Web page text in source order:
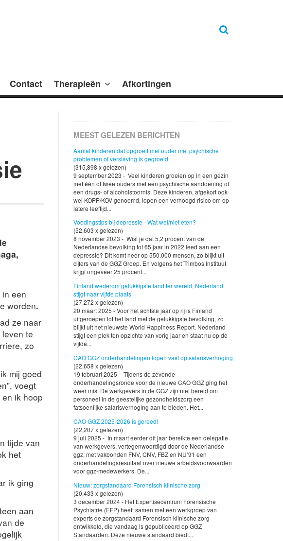
Contact Therapieën Afkortingen
een
worden.
ze naar
te
zo
mij goed
voegt
ik hoop
tijde van
het
ik ging
aan
de
MEEST GELEZEN BERICHTEN
Aantal kinderen dat opgroeit met ouder met psychische
problemen of verslaving is gegroeid
(315,898 x gelezen)
9 september 2023 - Veel kinderen groeien op in een gezin
met één of twee ouders met een psychische aandoening of
een drugs- of alcoholstoornis. Deze kinderen, afgekort ook
wel KOPP/KOV genoemd, lopen een verhoogd risico om op
latere leeftijd...
Voedingstips bij depressie - Wat wel/niet eten?
(52,603 x gelezen)
8 november 2023 - Wist je dat 5,2 procent van de
Nederlandse bevolking tot 65 jaar in 2022 leed aan een
depressie? Dit komt neer op 550.000 mensen, zo blijkt uit
cijfers van de GGZ Groep. En volgens het Trimbos Instituut
krijgt ongeveer 25 procent...
Finland wederom gelukkigste land ter wereld, Nederland
stijgt naar vijfde plaats
(27,272 x gelezen)
20 maart 2025 - Voor het achtste jaar op rij is Finland
uitgeroepen tot het land met de gelukkigste bevolking, zo
blijkt uit het nieuwste World Happiness Report. Nederland
stijgt een plek ten opzichte van vorig jaar en staat nu op de
vijfde...
CAO GGZ onderhandelingen lopen vast op salarisverhoging
(22,658 x gelezen)
19 februari 2025 - Tijdens de zevende
onderhandelingsronde voor de nieuwe CAO GGZ ging het
weer mis. De werkgevers in de GGZ zijn niet bereid om
personeel in de geestelijke gezondheidszorg een
fatsoenlijke salarisverhoging aan te bieden. Het...
CAO GGZ 2025-2026 is gereed!
(22,207 x gelezen)
9 juli 2025 - In maart eerder dit jaar bereikte een delegatie
van werkgevers, vertegenwoordigd door de Nederlandse
ggz, met vakbonden FNV, CNV, FBZ en NU’91 een
onderhandelingsresultaat over nieuwe arbeidsvoorwaarden
voor ggz-medewerkers. De...
Nieuw: zorgstandaard Forensisch klinische zorg
(20,433 x gelezen)
3 december 2024 - Het Expertisecentrum Forensische
Psychiatrie (EFP) heeft samen met een werkgroep van
experts de zorgstandaard Forensisch klinische zorg
ontwikkeld, die vandaag is gepubliceerd op GGZ
Standaarden. Deze nieuwe standaard biedt...